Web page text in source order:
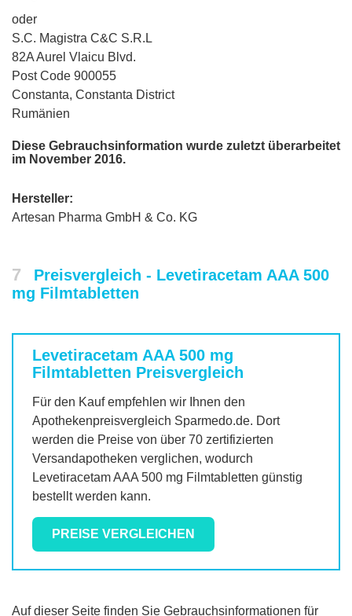
oder
S.C. Magistra C&C S.R.L
82A Aurel Vlaicu Blvd.
Post Code 900055
Constanta, Constanta District
Rumänien
Diese Gebrauchsinformation wurde zuletzt überarbeitet
im November 2016.
Hersteller:
Artesan Pharma GmbH & Co. KG
7
Preisvergleich - Levetiracetam AAA 500
mg Filmtabletten
Levetiracetam AAA 500 mg
Filmtabletten Preisvergleich
Für den Kauf empfehlen wir Ihnen den
Apothekenpreisvergleich Sparmedo.de. Dort
werden die Preise von über 70 zertifizierten
Versandapotheken verglichen, wodurch
Levetiracetam AAA 500 mg Filmtabletten günstig
bestellt werden kann.
PREISE VERGLEICHEN
Auf dieser Seite finden Sie Gebrauchsinformationen für